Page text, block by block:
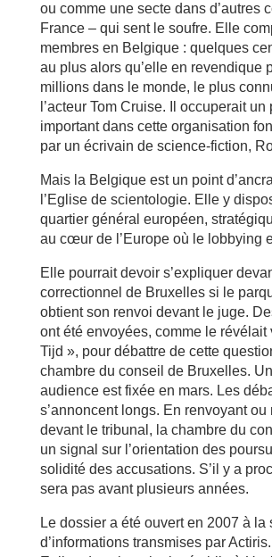
ou comme une secte dans d’autres
France – qui sent le soufre. Elle
membres en Belgique : quelques
au plus alors qu’elle en revendique
millions dans le monde, le plus
l’acteur Tom Cruise. Il occuperait un
important dans cette organisation
par un écrivain de science-fiction,
Mais la Belgique est un point
l’Eglise de scientologie. Elle y
quartier général européen,
au cœur de l’Europe où le lobbying
Elle pourrait devoir s’expliquer
correctionnel de Bruxelles si le
obtient son renvoi devant le juge.
ont été envoyées, comme le révélait
Tijd », pour débattre de cette
chambre du conseil de Bruxelles.
audience est fixée en mars. Les
s’annoncent longs. En renvoyant ou
devant le tribunal, la chambre du
un signal sur l’orientation des
solidité des accusations. S’il y a
sera pas avant plusieurs années.
Le dossier a été ouvert en 2007 à la
d’informations transmises par Actiris.